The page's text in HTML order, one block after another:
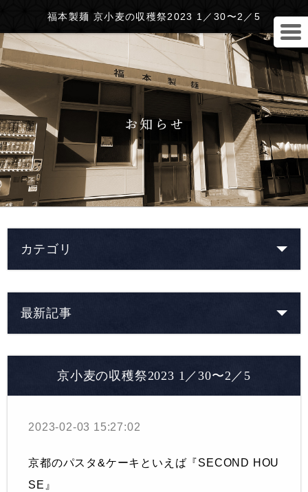
福本製麺 京小麦の収穫祭2023 1／30〜2／5
カテゴリ
最新記事
京小麦の収穫祭2023 1／30〜2／5
2023-02-03 15:27:02
京都のパスタ&ケーキといえば『SECOND HOU
SE』